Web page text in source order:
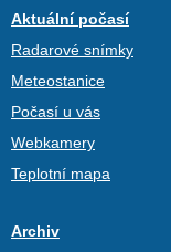
Aktuální počasí
Radarové snímky
Meteostanice
Počasí u vás
Webkamery
Teplotní mapa
Archiv